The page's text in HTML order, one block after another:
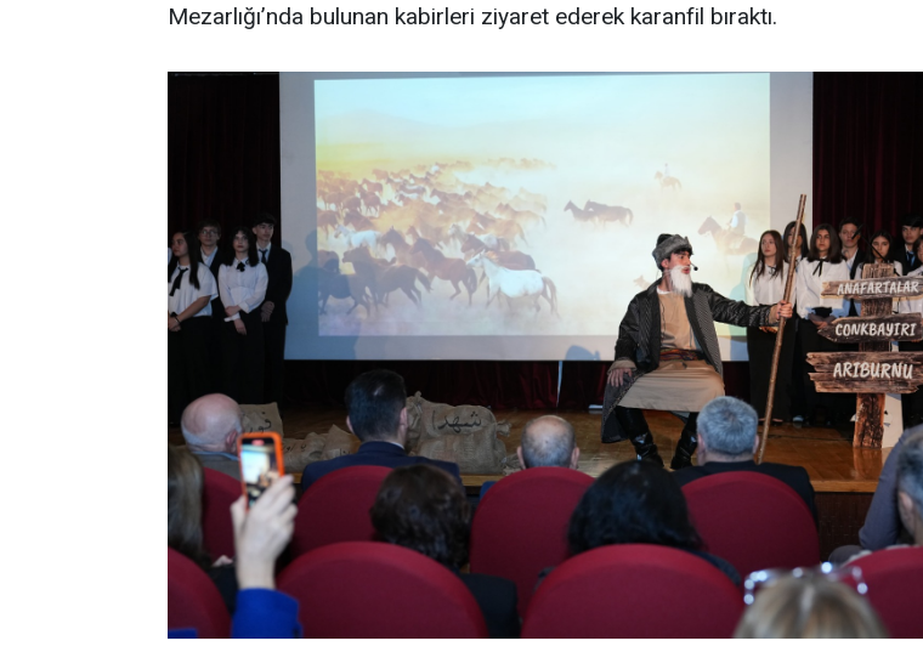
Mezarlığı’nda bulunan kabirleri ziyaret ederek karanfil bıraktı.